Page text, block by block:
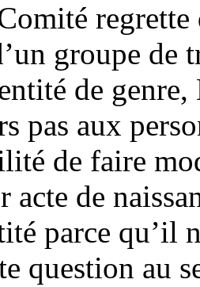
groupe de
de
pas aux
de faire
acte de
parce qu’il
question au